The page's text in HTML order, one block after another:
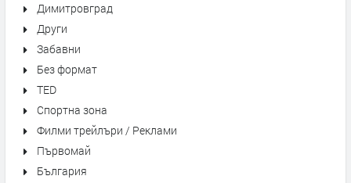
Димитровград
Други
Забавни
Без формат
TED
Спортна зона
Филми трейлъри / Реклами
Първомай
България